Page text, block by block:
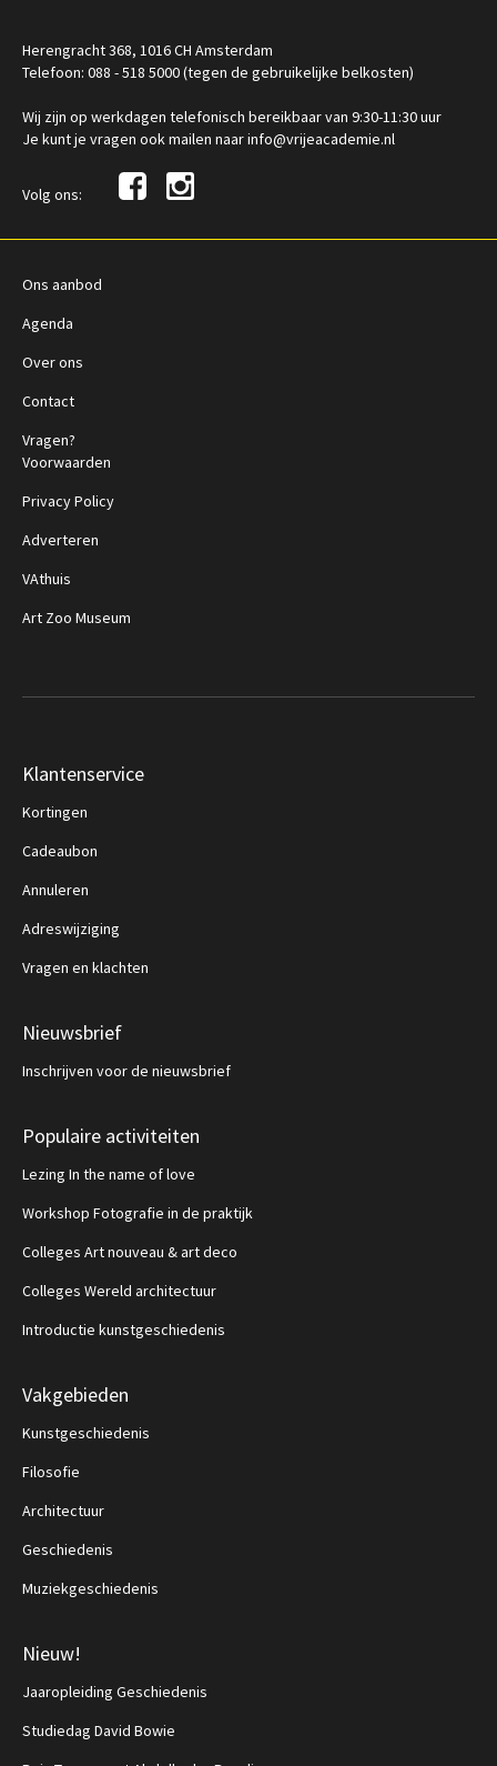
Herengracht 368, 1016 CH Amsterdam
Telefoon: 088 - 518 5000 (tegen de gebruikelijke belkosten)
Wij zijn op werkdagen telefonisch bereikbaar van 9:30-11:30 uur
Je kunt je vragen ook mailen naar info@vrijeacademie.nl
Volg ons:
Ons aanbod
Agenda
Over ons
Contact
Vragen?
Voorwaarden
Privacy Policy
Adverteren
VAthuis
Art Zoo Museum
Klantenservice
Kortingen
Cadeaubon
Annuleren
Adreswijziging
Vragen en klachten
Nieuwsbrief
Inschrijven voor de nieuwsbrief
Populaire activiteiten
Lezing In the name of love
Workshop Fotografie in de praktijk
Colleges Art nouveau & art deco
Colleges Wereld architectuur
Introductie kunstgeschiedenis
Vakgebieden
Kunstgeschiedenis
Filosofie
Architectuur
Geschiedenis
Muziekgeschiedenis
Nieuw!
Jaaropleiding Geschiedenis
Studiedag David Bowie